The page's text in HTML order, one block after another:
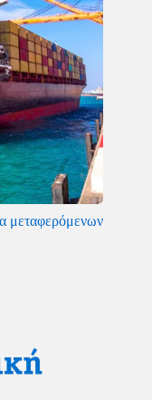
μεταφερόμενων